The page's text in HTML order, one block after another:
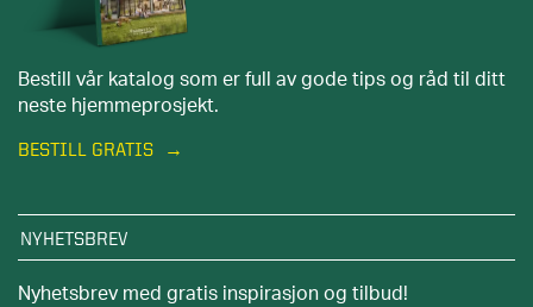
Bestill vår katalog som er full av gode tips og råd til ditt
neste hjemmeprosjekt.
BESTILL GRATIS
NYHETSBREV
Nyhetsbrev med gratis inspirasjon og tilbud!